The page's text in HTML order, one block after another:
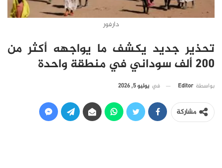
دارفور
تحذير جديد يكشف ما يواجهه أكثر من
200 ألف سوداني في منطقة واحدة
بواسطة Editor في يوليو 5, 2026
مشاركة